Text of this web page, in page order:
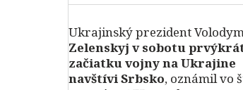
Ukrajinský prezident
Zelenskyj v sobotu
začiatku vojny na Ukrajine
navštívi Srbsko, oznámil vo